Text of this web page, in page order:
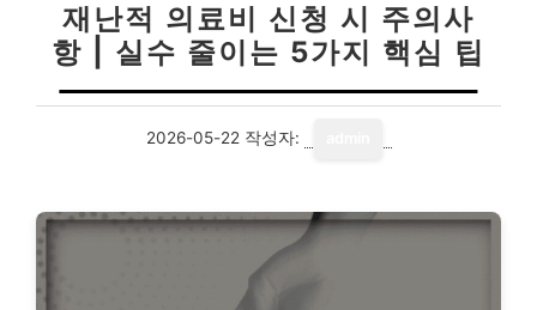
재난적 의료비 신청 시 주의사
항 | 실수 줄이는 5가지 핵심 팁
2026-05-22 작성자: